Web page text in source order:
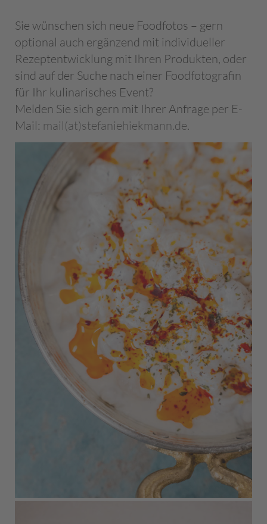
Sie wünschen sich neue Foodfotos – gern
optional auch ergänzend mit individueller
Rezeptentwicklung mit Ihren Produkten, oder
sind auf der Suche nach einer Foodfotografin
für Ihr kulinarisches Event?
Melden Sie sich gern mit Ihrer Anfrage per E-
Mail: mail(at)stefaniehiekmann.de.